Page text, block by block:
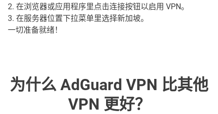
2. 在浏览器或应用程序里点击连接按钮以启用 VPN。
3. 在服务器位置下拉菜单里选择新加坡。
一切准备就绪！
为什么 AdGuard VPN 比其他
VPN 更好？